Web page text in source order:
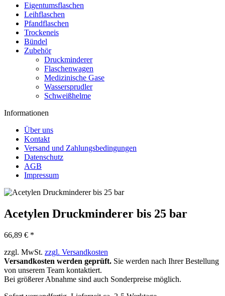
Eigentumsflaschen
Leihflaschen
Pfandflaschen
Trockeneis
Bündel
Zubehör
Druckminderer
Flaschenwagen
Medizinische Gase
Wassersprudler
Schweißhelme
Informationen
Über uns
Kontakt
Versand und Zahlungsbedingungen
Datenschutz
AGB
Impressum
Acetylen Druckminderer bis 25 bar
66,89 € *
zzgl. MwSt. zzgl. Versandkosten
Versandkosten werden geprüft. Sie werden nach Ihrer Bestellung
von unserem Team kontaktiert.
Bei größerer Abnahme sind auch Sonderpreise möglich.